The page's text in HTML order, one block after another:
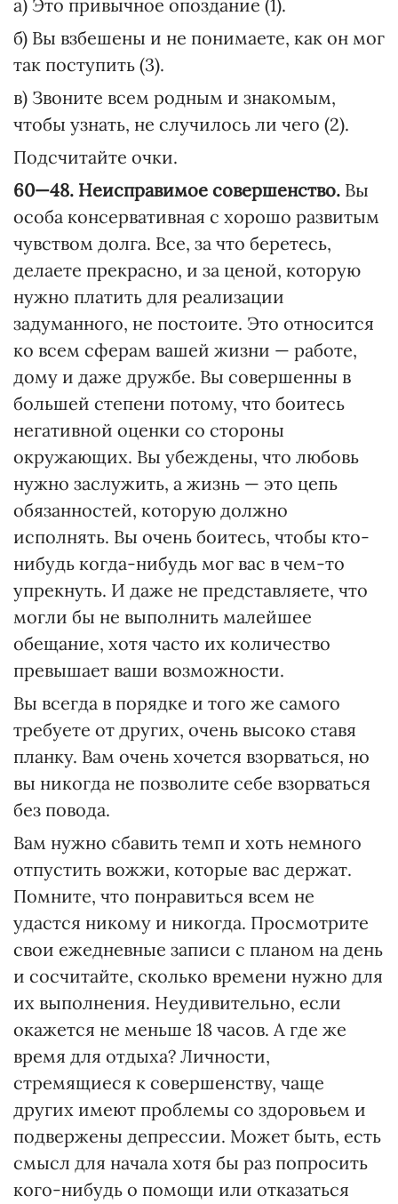
а) Это привычное опоздание (1).
б) Вы взбешены и не понимаете, как он мог
так поступить (3).
в) Звоните всем родным и знакомым,
чтобы узнать, не случилось ли чего (2).
Подсчитайте очки.
60—48. Неисправимое совершенство. Вы
особа консервативная с хорошо развитым
чувством долга. Все, за что беретесь,
делаете прекрасно, и за ценой, которую
нужно платить для реализации
задуманного, не постоите. Это относится
ко всем сферам вашей жизни — работе,
дому и даже дружбе. Вы совершенны в
большей степени потому, что боитесь
негативной оценки со стороны
окружающих. Вы убеждены, что любовь
нужно заслужить, а жизнь — это цепь
обязанностей, которую должно
исполнять. Вы очень боитесь, чтобы кто-
нибудь когда-нибудь мог вас в чем-то
упрекнуть. И даже не представляете, что
могли бы не выполнить малейшее
обещание, хотя часто их количество
превышает ваши возможности.
Вы всегда в порядке и того же самого
требуете от других, очень высоко ставя
планку. Вам очень хочется взорваться, но
вы никогда не позволите себе взорваться
без повода.
Вам нужно сбавить темп и хоть немного
отпустить вожжи, которые вас держат.
Помните, что понравиться всем не
удастся никому и никогда. Просмотрите
свои ежедневные записи с планом на день
и сосчитайте, сколько времени нужно для
их выполнения. Неудивительно, если
окажется не меньше 18 часов. А где же
время для отдыха? Личности,
стремящиеся к совершенству, чаще
других имеют проблемы со здоровьем и
подвержены депрессии. Может быть, есть
смысл для начала хотя бы раз попросить
кого-нибудь о помощи или отказаться